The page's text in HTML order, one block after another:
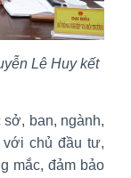
Lê Huy kết
ban, ngành,
chủ đầu tư,
mắc, đảm bảo